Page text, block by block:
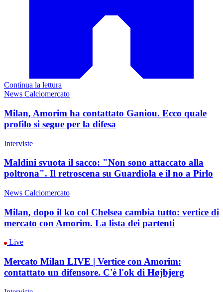
Continua la lettura
News Calciomercato
Milan, Amorim ha contattato Ganiou. Ecco quale
profilo si segue per la difesa
Interviste
Maldini svuota il sacco: "Non sono attaccato alla
poltrona". Il retroscena su Guardiola e il no a Pirlo
News Calciomercato
Milan, dopo il ko col Chelsea cambia tutto: vertice di
mercato con Amorim. La lista dei partenti
Live
Mercato Milan LIVE | Vertice con Amorim:
contattato un difensore. C'è l'ok di Højbjerg